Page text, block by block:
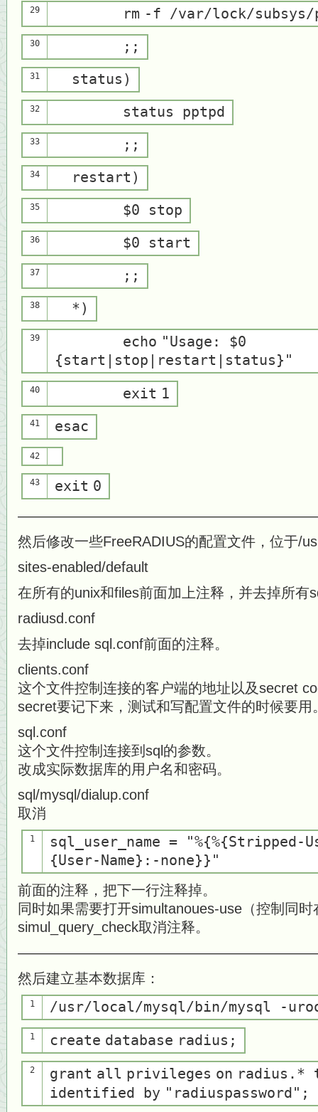
29 rm -f /var/lock/subsys/
30 ;;
31 status)
32 status pptpd
33 ;;
34 restart)
35 $0 stop
36 $0 start
37 ;;
38 *)
39 echo "Usage: $0
{start|stop|restart|status}"
40 exit 1
41 esac
42
43 exit 0
然后修改一些FreeRADIUS的配置文件，位于/
sites-enabled/default
在所有的unix和files前面加上注释，并去掉所有
radiusd.conf
去掉include sql.conf前面的注释。
clients.conf
这个文件控制连接的客户端的地址以及secret
secret要记下来，测试和写配置文件的时候要用
sql.conf
这个文件控制连接到sql的参数。
改成实际数据库的用户名和密码。
sql/mysql/dialup.conf
取消
1 sql_user_name =
"%{%{Stripped-
{User-Name}:-none}}"
前面的注释，把下一行注释掉。
同时如果需要打开simultanoues-use（控制同
simul_query_check取消注释。
然后建立基本数据库：
1 /usr/local/mysql/bin/mysql -
1 create database radius;
2 grant all privileges on radius.*
identified
by "radiuspassword" ;